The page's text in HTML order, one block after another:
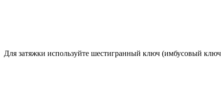
Для затяжки используйте шестигранный ключ (имбусовый